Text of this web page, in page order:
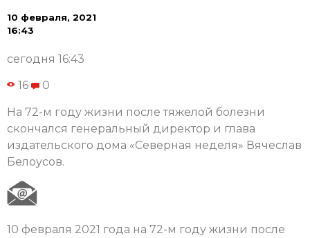
10 февраля, 2021
16:43
сегодня 16:43
16 0
На 72-м году жизни после тяжелой болезни
скончался генеральный директор и глава
издательского дома «Северная неделя» Вячеслав
Белоусов.
10 февраля 2021 года на 72-м году жизни после